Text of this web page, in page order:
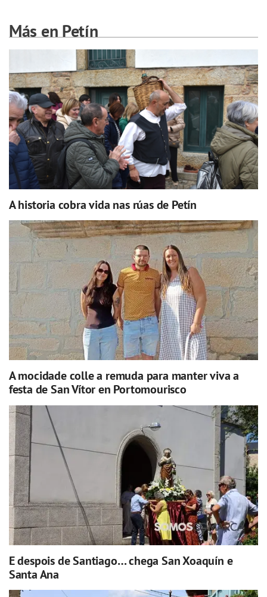
Más en Petín
A historia cobra vida nas rúas de Petín
A mocidade colle a remuda para manter viva a
festa de San Vítor en Portomourisco
E despois de Santiago… chega San Xoaquín e
Santa Ana